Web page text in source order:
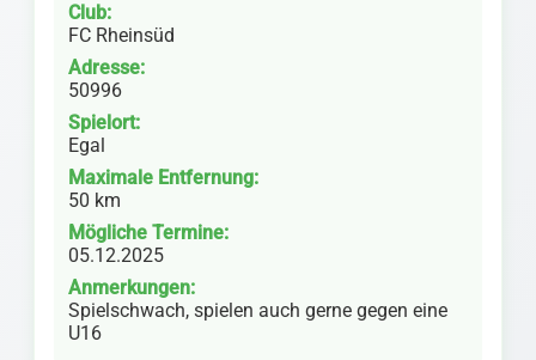
Club:
FC Rheinsüd
Adresse:
50996
Spielort:
Egal
Maximale Entfernung:
50 km
Mögliche Termine:
05.12.2025
Anmerkungen:
Spielschwach, spielen auch gerne gegen eine
U16